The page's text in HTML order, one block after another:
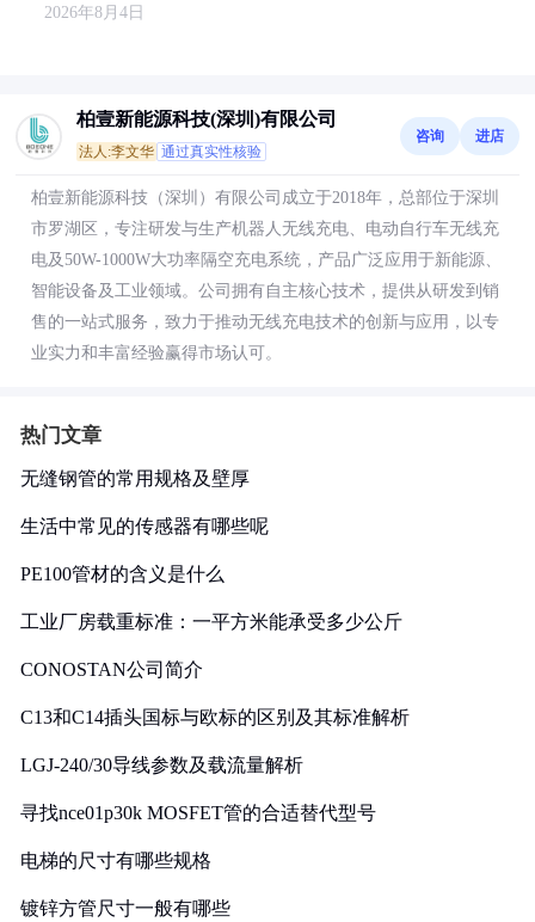
2026年8月4日
柏壹新能源科技(深圳)有限公司
法人:李文华 通过真实性核验
咨询 进店
柏壹新能源科技（深圳）有限公司成立于2018年，总部位于深圳
市罗湖区，专注研发与生产机器人无线充电、电动自行车无线充
电及50W-1000W大功率隔空充电系统，产品广泛应用于新能源、
智能设备及工业领域。公司拥有自主核心技术，提供从研发到销
售的一站式服务，致力于推动无线充电技术的创新与应用，以专
业实力和丰富经验赢得市场认可。
热门文章
无缝钢管的常用规格及壁厚
生活中常见的传感器有哪些呢
PE100管材的含义是什么
工业厂房载重标准：一平方米能承受多少公斤
CONOSTAN公司简介
C13和C14插头国标与欧标的区别及其标准解析
LGJ-240/30导线参数及载流量解析
寻找nce01p30k MOSFET管的合适替代型号
电梯的尺寸有哪些规格
镀锌方管尺寸一般有哪些